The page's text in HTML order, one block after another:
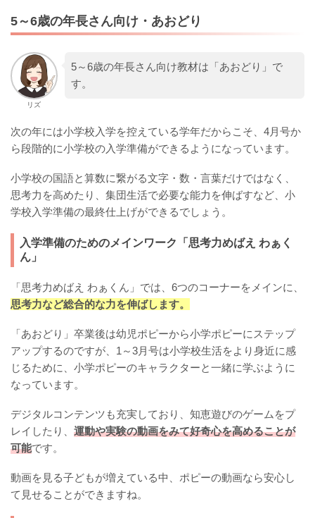
5～6歳の年長さん向け・あおどり
リズ
5～6歳の年長さん向け教材は「あおどり」で
す。
次の年には小学校入学を控えている学年だからこそ、4月号か
ら段階的に小学校の入学準備ができるようになっています。
小学校の国語と算数に繋がる文字・数・言葉だけではなく、
思考力を高めたり、集団生活で必要な能力を伸ばすなど、小
学校入学準備の最終仕上げができるでしょう。
入学準備のためのメインワーク「思考力めばえ わぁく
ん」
「思考力めばえ わぁくん」では、6つのコーナーをメインに、
思考力など総合的な力を伸ばします。
「あおどり」卒業後は幼児ポピーから小学ポピーにステップ
アップするのですが、1～3月号は小学校生活をより身近に感
じるために、小学ポピーのキャラクターと一緒に学ぶように
なっています。
デジタルコンテンツも充実しており、知恵遊びのゲームをプ
レイしたり、 運動や実験の動画をみて好奇心を高めることが
可能です。
動画を見る子どもが増えている中、ポピーの動画なら安心し
て見せることができますね。